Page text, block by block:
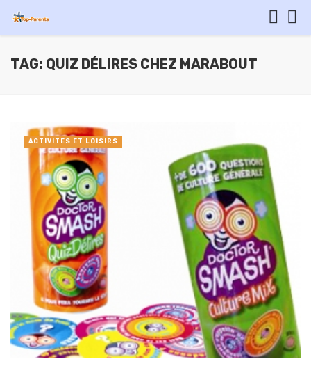
TAG: QUIZ DÉLIRES CHEZ MARABOUT
ACTIVITÉS ET LOISIRS